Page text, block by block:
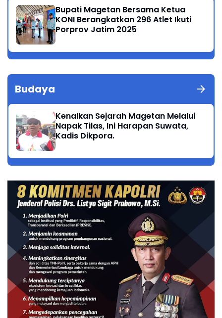
Bupati Magetan Bersama Ketua
KONI Berangkatkan 296 Atlet Ikuti
Porprov Jatim 2025
Budaya
Kenalkan Sejarah Magetan Melalui
Napak Tilas, Ini Harapan Suwata,
Kadis Dikpora.